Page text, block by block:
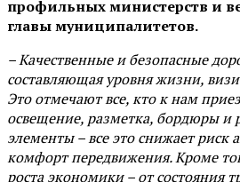
профильных министерств и
главы муниципалитетов.
– Качественные и безопасные
составляющая уровня жизни,
Это отмечают все, кто к нам
освещение, разметка, бордюры и
элементы – все это снижает риск
комфорт передвижения. Кроме
роста экономики – от состояния